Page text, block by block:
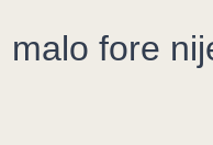
malo fore